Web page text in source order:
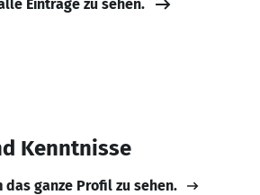
Einträge zu sehen.
Kenntnisse
das ganze Profil zu sehen.